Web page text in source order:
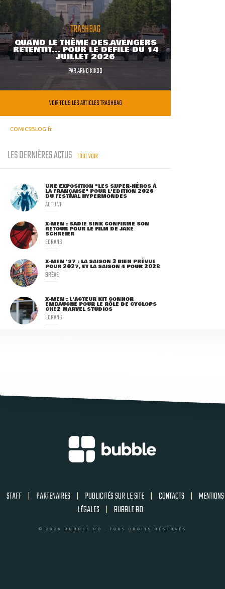
TRASHBAG
QUAND LE THÈME DES AVENGERS
RETENTIT... POUR LE DÉFILÉ DU 14
JUILLET 2026
PARARNO KIKOO
VOIR TOUS LES ARTICLES TRASHBAG
COMICSBLOG.fr
LES DERNIÈRES ACTUS TOUT VOIR
UNE EXPOSITION "LES SUPER-HÉROS À
LA FRANÇAISE" POUR L'ÉDITION 2026
DU FESTIVAL HYPERMONDES
ACTU VF
X-MEN : SADIE SINK CONFIRME SON
RETOUR POUR LE FILM DE JAKE
SCHREIER
ECRANS
X-MEN '97 : LA SAISON 3 BIEN PRÉVUE
POUR 2027, ET LA SAISON 4 POUR 2028
BRÈVE
X-MEN : L'ACTEUR KIT CONNOR
EMBAUCHÉ POUR LE RÔLE DE CYCLOPS
CHEZ MARVEL STUDIOS
ECRANS
STAFF | PARTENAIRES | PUBLICITÉS SUR LE SITE | CONTACTS | MENTIONS
LÉGALES | BUBBLE BD
© 2026 BUBBLE BD - TOUS DROITS RÉSERVÉS